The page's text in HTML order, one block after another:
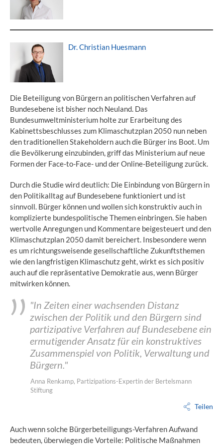
Dr. Christian Huesmann
Die Beteiligung von Bürgern an politischen Verfahren auf
Bundesebene ist bisher noch Neuland. Das
Bundesumweltministerium holte zur Erarbeitung des
Kabinettsbeschlusses zum Klimaschutzplan 2050 nun neben
den traditionellen Stakeholdern auch die Bürger ins Boot. Um
die Bevölkerung einzubinden, griff das Ministerium auf neue
Formen der Face-to-Face- und der Online-Beteiligung zurück.
Durch die Studie wird deutlich: Die Einbindung von Bürgern in
den Politikalltag auf Bundesebene funktioniert und ist
sinnvoll. Bürger können und wollen sich konstruktiv auch in
komplizierte bundespolitische Themen einbringen. Sie haben
wertvolle Anregungen und Kommentare beigesteuert und den
Klimaschutzplan 2050 damit bereichert. Insbesondere wenn
es um richtungsweisende gesellschaftliche Zukunftsthemen
wie den langfristigen Klimaschutz geht, wirkt es sich positiv
auch auf die repräsentative Demokratie aus, wenn Bürger
mitwirken können.
"In Zeiten einer wachsenden Distanz
zwischen der Politik und den Bürgern sind
partizipative Verfahren auf Bundesebene ein
ermutigender Ansatz für ein konstruktives
Zusammenspiel von Politik, Verwaltung und
Bürgern."
Anna Renkamp, Partizipations-Expertin der Bertelsmann
Stiftung
Teilen
Auch wenn solche Bürgerbeteiligungs-Verfahren Aufwand
bedeuten, überwiegen die Vorteile: Politische Maßnahmen